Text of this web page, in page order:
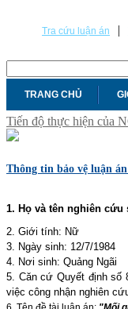
Tra cứu luận án |
TRANG CHỦ
Tiến độ thực hiện của
Thông tin bảo vệ luận
1. Họ và tên nghiên cứu
2. Giới tính: Nữ
3. Ngày sinh: 12/7/1984
4. Nơi sinh: Quảng Ngãi
5. Căn cứ Quyết định số
việc công nhận nghiên